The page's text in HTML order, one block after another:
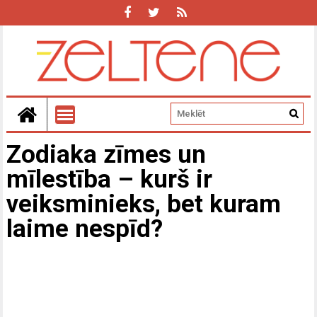
Zodiaka zīmes un
mīlestība – kurš ir
veiksminieks, bet kuram
laime nespīd?